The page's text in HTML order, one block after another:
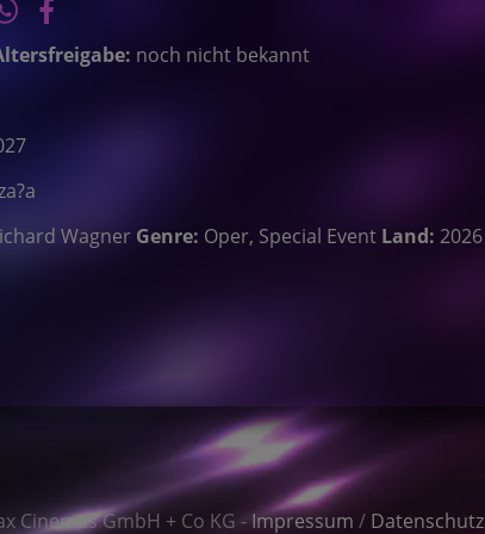
noch nicht bekannt
Wagner Genre: Oper, Special Event Land: 2026
Cinemas GmbH + Co KG - Impressum / Datenschutz